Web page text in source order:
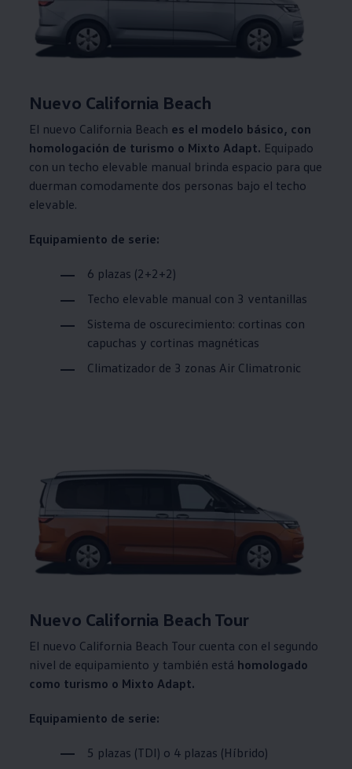
Nuevo California Beach
El nuevo California Beach es el modelo básico, con
homologación de turismo o Mixto Adapt. Equipado
con un techo elevable manual brinda espacio para que
duerman comodamente dos personas bajo el techo
elevable.
Equipamiento de serie:
6 plazas (2+2+2)
Techo elevable manual con 3 ventanillas
Sistema de oscurecimiento: cortinas con
capuchas y cortinas magnéticas
Climatizador de 3 zonas Air Climatronic
Nuevo California Beach Tour
El nuevo California Beach Tour cuenta con el segundo
nivel de equipamiento y también está homologado
como turismo o Mixto Adapt.
Equipamiento de serie:
5 plazas (TDI) o 4 plazas (Híbrido)